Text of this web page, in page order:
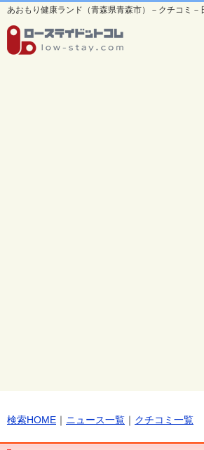
あおもり健康ランド（青森県青森市）－クチコミ－
検索HOME ｜ ニュース一覧 ｜ クチコミ一覧